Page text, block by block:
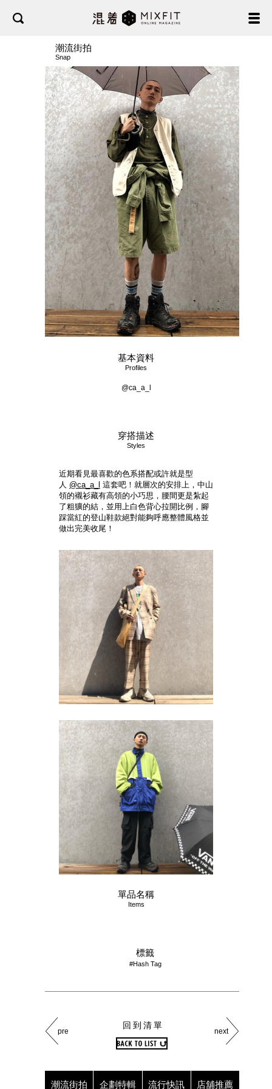
潮流街拍
Snap
基本資料
Profiles
@ca_a_l
穿搭描述
Styles
近期看見最喜歡的色系搭配或許就是型
人 @ca_a_l
這套吧！就層次的安排上，中山
領的襯衫藏有高領的小巧思，腰間更是紮起
了粗獷的結，並用上白色背心拉開比例，腳
踩當紅的登山鞋款絕對能夠呼應整體風格並
做出完美收尾！
單品名稱
Items
標籤
#Hash Tag
pre next
回到清單
潮流街拍 企劃特輯 流行快訊 店舖推薦